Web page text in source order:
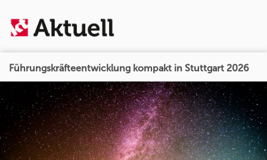
Führungskräfteentwicklung kompakt in Stuttgart 2026